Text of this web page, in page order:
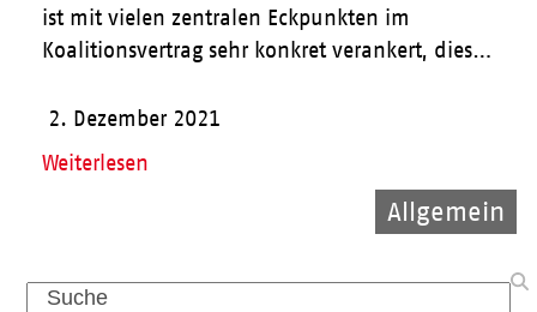
Allgemein
Pflege
Allgemein
ist mit vielen zentralen Eckpunkten im
Koalitionsvertrag sehr konkret verankert, dies…
2. Dezember 2021
Weiterlesen
Search